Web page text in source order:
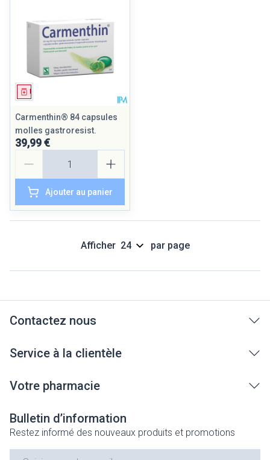
Carmenthin® 84 capsules
molles gastroresist.
39,99 €
Ajouter au panier
Afficher par page
Contactez nous
Service à la clientèle
Votre pharmacie
Bulletin d’information
Restez informé des nouveaux produits et promotions